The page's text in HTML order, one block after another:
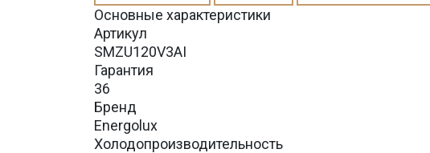
Основные характеристики
Артикул
SMZU120V3AI
Гарантия
36
Бренд
Energolux
Холодопроизводительность